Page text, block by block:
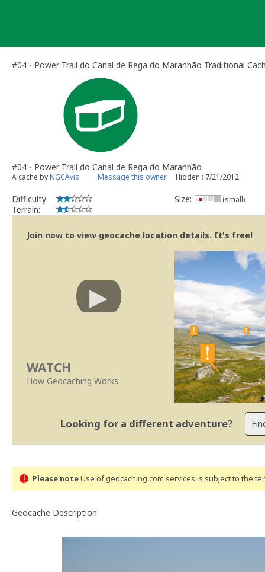
#04 - Power Trail do Canal de Rega do Maranhão Traditional
#04 - Power Trail do Canal de Rega do Maranhão
A cache byNGCAvis Message this owner Hidden : 7/21/2012
Difficulty:
Terrain:
Size: (small)
Join now to view geocache location details. It's free!
WATCH
How Geocaching Works
Looking for a different adventure?
Please noteUse of geocaching.com services is subject to the
Geocache Description: